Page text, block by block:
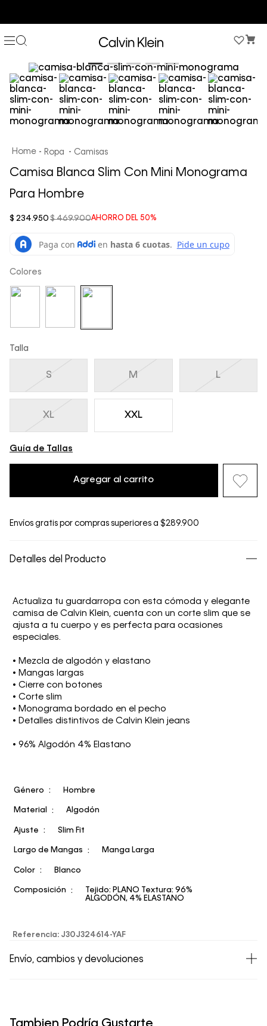
Ropa Camisas
Camisa Blanca Slim Con Mini Monograma
Para Hombre
AHORRO DEL 50%
$ 469.900
$ 234.950
Colores
Talla
S M L
XL XXL
Guía de Tallas
Agregar al carrito
Envíos gratis por compras superiores a $289.900
Detalles del Producto
Actualiza tu guardarropa con esta cómoda y elegante
camisa de Calvin Klein, cuenta con un corte slim que se
ajusta a tu cuerpo y es perfecta para ocasiones
especiales.
• Mezcla de algodón y elastano
• Mangas largas
• Cierre con botones
• Corte slim
• Monograma bordado en el pecho
• Detalles distintivos de Calvin Klein jeans
• 96% Algodón 4% Elastano
Género Hombre
Material Algodón
Ajuste Slim Fit
Largo de Mangas Manga Larga
Color Blanco
Composición
Tejido: PLANO Textura: 96%
ALGODÓN, 4% ELASTANO
Referencia: J30J324614-YAF
Envío, cambios y devoluciones
un período de 30 días calendario tras la recepción.